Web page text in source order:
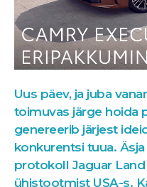
Uus päev, ja juba
toimuvas järge hoida
genereerib järjest
konkurentsi tuua.
protokoll Jaguar
ühistootmist USA-s.